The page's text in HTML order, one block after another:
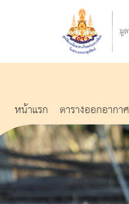
หน้าแรก ตารางออกอากาศ